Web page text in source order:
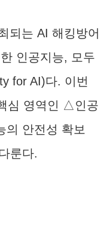
되는 AI 해킹방어
인공지능, 모두
for AI)다. 이번
심 영역인 △인공
안전성 확보
룬다.